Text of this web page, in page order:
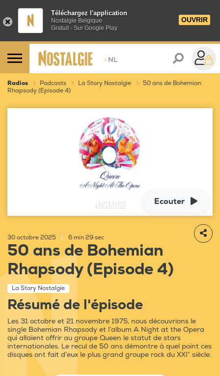
Téléchargez l'application
Nostalgie Belgique
Gratuit - Sur Google Play
OUVRIR
> NL
Radios Podcasts La Story Nostalgie
50 ans de Bohemian
Rhapsody (Episode 4)
Ecouter
30 octobre 2025 6 min 29 sec
50 ans de Bohemian
Rhapsody (Episode 4)
La Story Nostalgie
Résumé de l'épisode
Les 31 octobre et 21 novembre 1975, nous découvrions le
single Bohemian Rhapsody et l’album A Night at the Opera
qui allaient offrir au groupe Queen le statut de stars
internationales. Le recul de 50 ans démontre à quel point ces
disques ont fait d’eux le plus grand groupe rock du XXI° siècle.